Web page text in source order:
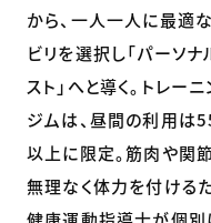
から、一人一人に最適
ビリを選択し「パーソナ
スト」へと導く。トレー
ジムは、昼間の利用は
以上に限定。筋肉や関
無理なく体力を付けるた